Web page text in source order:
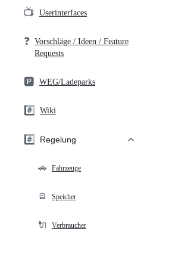
📺 Userinterfaces
❓ Vorschläge / Ideen / Feature
Requests
🅿️ WEG/Ladeparks
#️⃣ Wiki
#️⃣ Regelung
🚗 Fahrzeuge
🪫 Speicher
🔌 Verbraucher